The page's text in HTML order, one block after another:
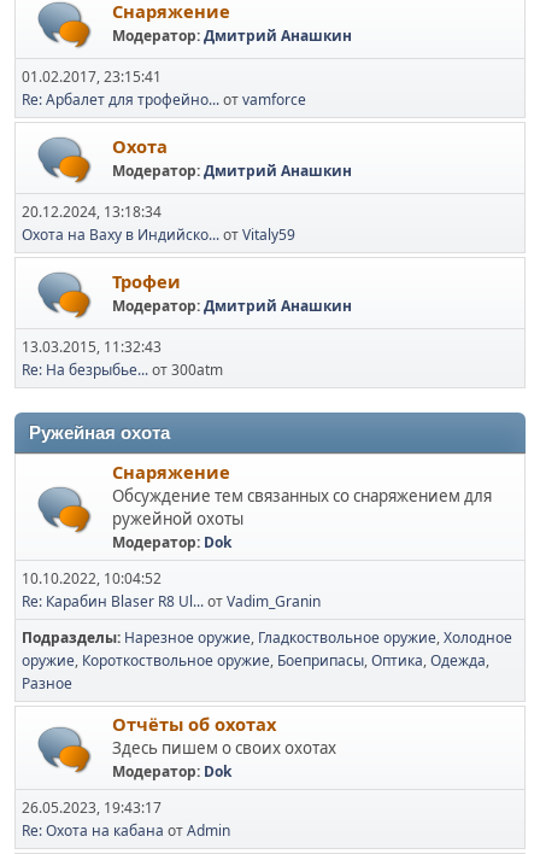
Снаряжение
Модератор:Дмитрий Анашкин
01.02.2017, 23:15:41
Re: Арбалет для трофейно...отvamforce
Охота
Модератор:Дмитрий Анашкин
20.12.2024, 13:18:34
Охота на Ваху в Индийско...отVitaly59
Трофеи
Модератор:Дмитрий Анашкин
13.03.2015, 11:32:43
Re: На безрыбье...от 300atm
Ружейная охота
Снаряжение
Обсуждение тем связанных со снаряжением для
ружейной охоты
Модератор: Dok
10.10.2022, 10:04:52
Re: Карабин Blaser R8 Ul...отVadim_Granin
Подразделы Нарезное оружие Гладкоствольное оружие Холодное
оружие Короткоствольное оружие Боеприпасы Оптика Одежда
Разное
Отчёты об охотах
Здесь пишем о своих охотах
Модератор: Dok
26.05.2023, 19:43:17
Re: Охота на кабана отAdmin